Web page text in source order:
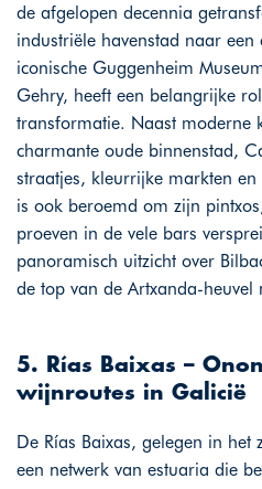
de afgelopen decennia
industriële havenstad naar
iconische Guggenheim
Gehry, heeft een belangrijke
transformatie. Naast moderne
charmante oude binnenstad,
straatjes, kleurrijke markten
is ook beroemd om zijn
proeven in de vele bars
panoramisch uitzicht over
de top van de Artxanda-heuvel
5. Rías Baixas –
wijnroutes in Galicië
De Rías Baixas, gelegen in het
een netwerk van estuaria die